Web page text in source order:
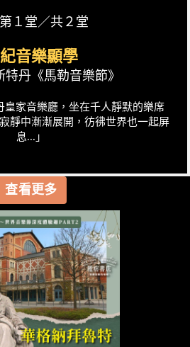
１堂／共２堂
音樂顯學
丹《馬勒音樂節》
皇家音樂廳，坐在千人靜默的樂席
靜中漸漸展開，彷彿世界也一起屏
息...」
查看更多